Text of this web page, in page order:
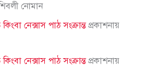
নোমান
নেক্সাস পাঠ সংক্রান্তপ্রকাশনায়
নেক্সাস পাঠ সংক্রান্তপ্রকাশনায়